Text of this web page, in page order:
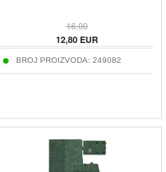
16,00
12,80EUR
BROJ PROIZVODA: 249082